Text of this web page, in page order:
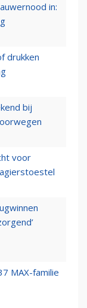
in:
drukken
bij
voor
MAX-familie